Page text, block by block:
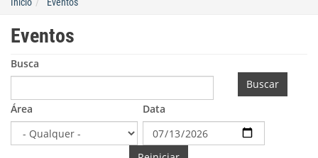
Eventos
Busca
Área Data
Buscar